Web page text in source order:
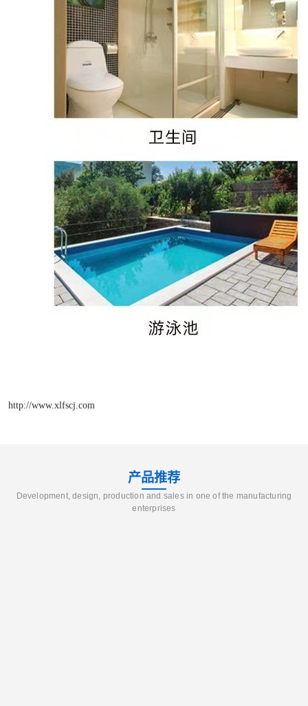
http://www.xlfscj.com
产品推荐
Development, design, production and sales in one of the manufacturing
enterprises